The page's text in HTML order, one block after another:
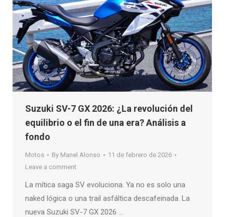
Suzuki SV-7 GX 2026: ¿La revolución del
equilibrio o el fin de una era? Análisis a
fondo
Motos By Manel Alonso
11 de febrero de 2026
Leave a comment
La mítica saga SV evoluciona. Ya no es solo una
naked lógica o una trail asfáltica descafeinada. La
nueva Suzuki SV-7 GX 2026 …